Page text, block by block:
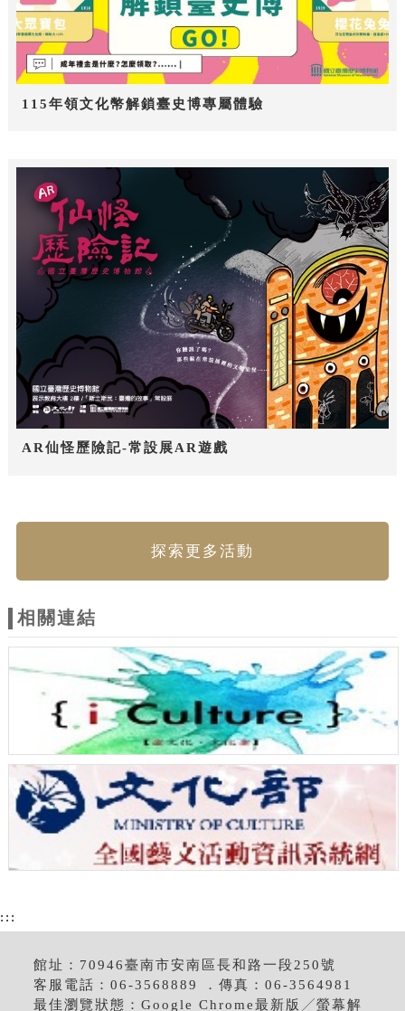
115年領文化幣解鎖臺史博專屬體驗
AR仙怪歷險記-常設展AR遊戲
探索更多活動
相關連結
:::
館址：70946臺南市安南區長和路一段250號
客服電話：06-3568889 ．傳真：06-3564981
最佳瀏覽狀態：Google Chrome最新版╱螢幕解